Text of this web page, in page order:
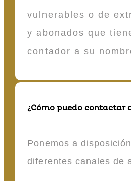
vulnerables o de
y abonados que
contador a su
¿Cómo puedo contactar
Ponemos a
diferentes canales de